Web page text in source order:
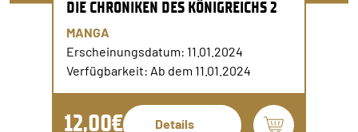
DIE CHRONIKEN DES KÖNIGREICHS 2
MANGA
Erscheinungsdatum: 11.01.2024
Verfügbarkeit: Ab dem 11.01.2024
12,00€ Details